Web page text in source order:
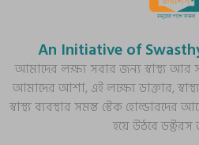
An Initiative of
আমাদের লক্ষ্য সবার জন্য স্বাস্থ্য আর
আমাদের আশা, এই লক্ষ্যে ডাক্তার,
স্বাস্থ্য ব্যবস্থার সমস্ত স্টেক
হয়ে উঠবে ডক্টরস